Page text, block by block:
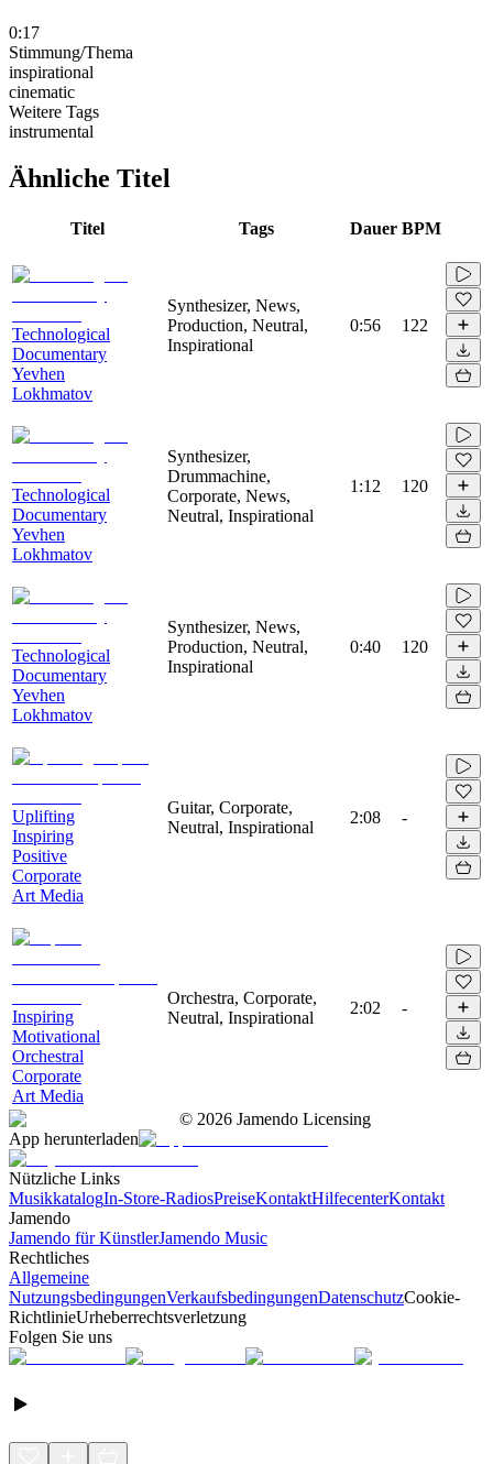
0:17
Stimmung/Thema
inspirational
cinematic
Weitere Tags
instrumental
Ähnliche Titel
Titel Tags Dauer BPM
Technological
Documentary
Yevhen
Lokhmatov
Synthesizer, News,
Production, Neutral,
Inspirational
0:56 122
Technological
Documentary
Yevhen
Lokhmatov
Synthesizer,
Drummachine,
Corporate, News,
Neutral, Inspirational
1:12 120
Technological
Documentary
Yevhen
Lokhmatov
Synthesizer, News,
Production, Neutral,
Inspirational
0:40 120
Uplifting
Inspiring
Positive
Corporate
Art Media
Guitar, Corporate,
Neutral, Inspirational
2:08 -
Inspiring
Motivational
Orchestral
Corporate
Art Media
Orchestra, Corporate,
Neutral, Inspirational
2:02 -
© 2026 Jamendo Licensing
App herunterladen
Nützliche Links
MusikkatalogIn-Store-RadiosPreiseKontaktHilfecenterKontakt
Jamendo
Jamendo für KünstlerJamendo Music
Rechtliches
Allgemeine
NutzungsbedingungenVerkaufsbedingungenDatenschutzCookie-
RichtlinieUrheberrechtsverletzung
Folgen Sie uns